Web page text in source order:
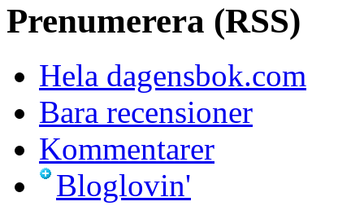
Prenumerera (RSS)
Hela dagensbok.com
Bara recensioner
Kommentarer
Bloglovin'